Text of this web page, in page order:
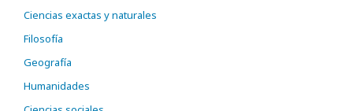
Ciencias exactas y naturales
Filosofía
Geografía
Humanidades